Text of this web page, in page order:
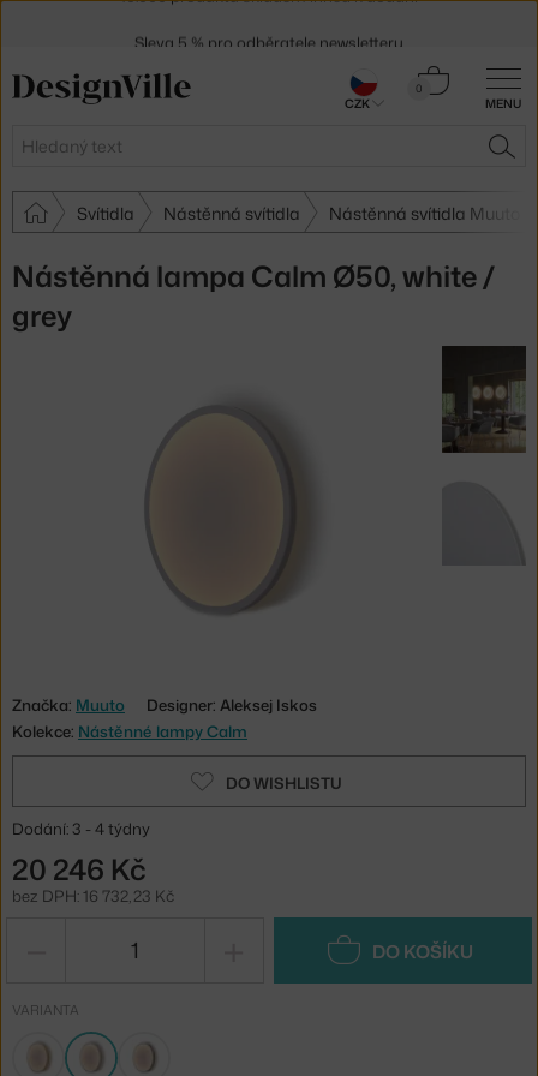
MENU
Hledat
0
Košík
Svítidla Nástěnná svítidla Nástěnná svítidla Muuto
Nástěnná lampa Calm Ø50, white /
grey
Značka: Muuto
Designer: Aleksej Iskos
Kolekce: Nástěnné lampy Calm
DO WISHLISTU
Dodání: 3 - 4 týdny
20 246 Kč
bez DPH: 16 732,23 Kč
DO KOŠÍKU
VARIANTA
30 dní na vrácení zboží
CZK